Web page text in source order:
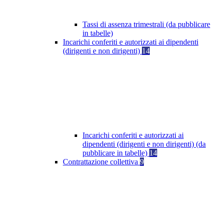
Tassi di assenza trimestrali (da pubblicare
in tabelle)
Incarichi conferiti e autorizzati ai dipendenti
(dirigenti e non dirigenti) 14
Incarichi conferiti e autorizzati ai
dipendenti (dirigenti e non dirigenti) (da
pubblicare in tabelle) 14
Contrattazione collettiva 9